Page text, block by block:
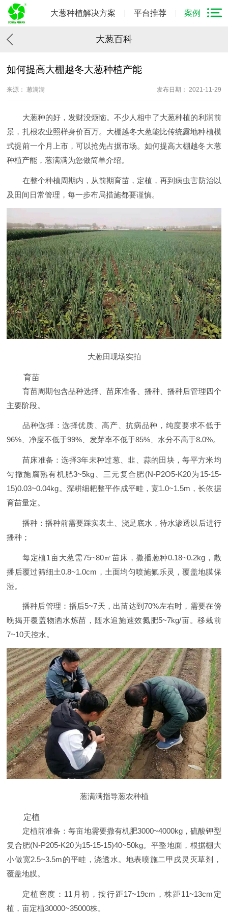
大葱种植解决方案 平台推荐 案例
大葱百科
如何提高大棚越冬大葱种植产能
来源： 葱满满 发布日期： 2021-11-29
大葱种的好，发财没烦恼。不少人相中了大葱种植的利润前
景，扎根农业照样身价百万。大棚越冬大葱能比传统露地种植模
式提前一个月上市，可以抢先占据市场。如何提高大棚越冬大葱
种植产能，葱满满为您做简单介绍。
在整个种植周期内，从前期育苗，定植，再到病虫害防治以
及田间日常管理，每一步布局措施都要谨慎。
大葱田现场实拍
育苗
育苗周期包含品种选择、苗床准备、播种、播种后管理四个
主要阶段。
品种选择：选择优质、高产、抗病品种，纯度要求不低于
96%、净度不低于99%、发芽率不低于85%、水分不高于8.0%。
苗床准备：选择3年未种过葱、韭、蒜的田块，每平方米均
匀撒施腐熟有机肥3~5kg、三元复合肥(N-P2O5-K20为15-15-
15)0.03~0.04kg。深耕细耙整平作成平畦，宽1.0~1.5m，长依据
育苗量定。
播种：播种前需要踩实表土、浇足底水，待水渗透以后进行
播种；
每定植1亩大葱需75~80㎡苗床，撒播葱种0.18~0.2kg，散
播后覆过筛细土0.8~1.0cm，土面均匀喷施氟乐灵，覆盖地膜保
湿。
播种后管理：播后5~7天，出苗达到70%左右时，需要在傍
晚揭开覆盖物洒水炼苗，随水追施速效氮肥5~7kg/亩。移栽前
7~10天控水。
葱满满指导葱农种植
定植
定植前准备：每亩地需要撒有机肥3000~4000kg，硫酸钾型
复合肥(N-P205-K20为15-15-15)40~50kg。平整地面，根据棚大
小做宽2.5~3.5m的平畦，浇透水。地表喷施二甲戌灵灭草剂，
覆盖地膜。
定植密度：11月初，按行距17~19cm，株距11~13cm定
植，亩定植30000~35000株。